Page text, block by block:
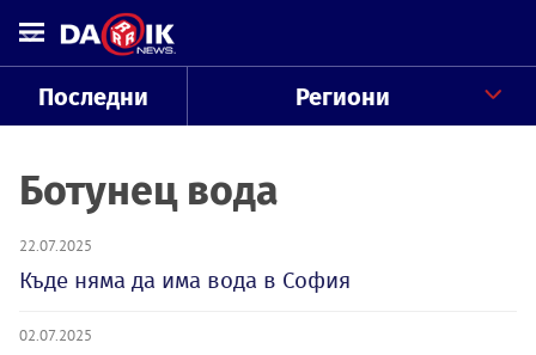
Последни Региони
Ботунец вода
22.07.2025
Къде няма да има вода в София
02.07.2025